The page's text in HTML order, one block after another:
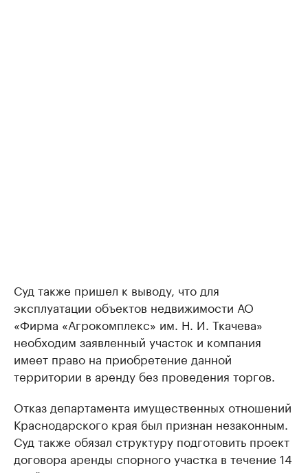
Суд также пришел к выводу, что для
эксплуатации объектов недвижимости АО
«Фирма «Агрокомплекс» им. Н. И. Ткачева»
необходим заявленный участок и компания
имеет право на приобретение данной
территории в аренду без проведения торгов.
Отказ департамента имущественных отношений
Краснодарского края был признан незаконным.
Суд также обязал структуру подготовить проект
договора аренды спорного участка в течение 14